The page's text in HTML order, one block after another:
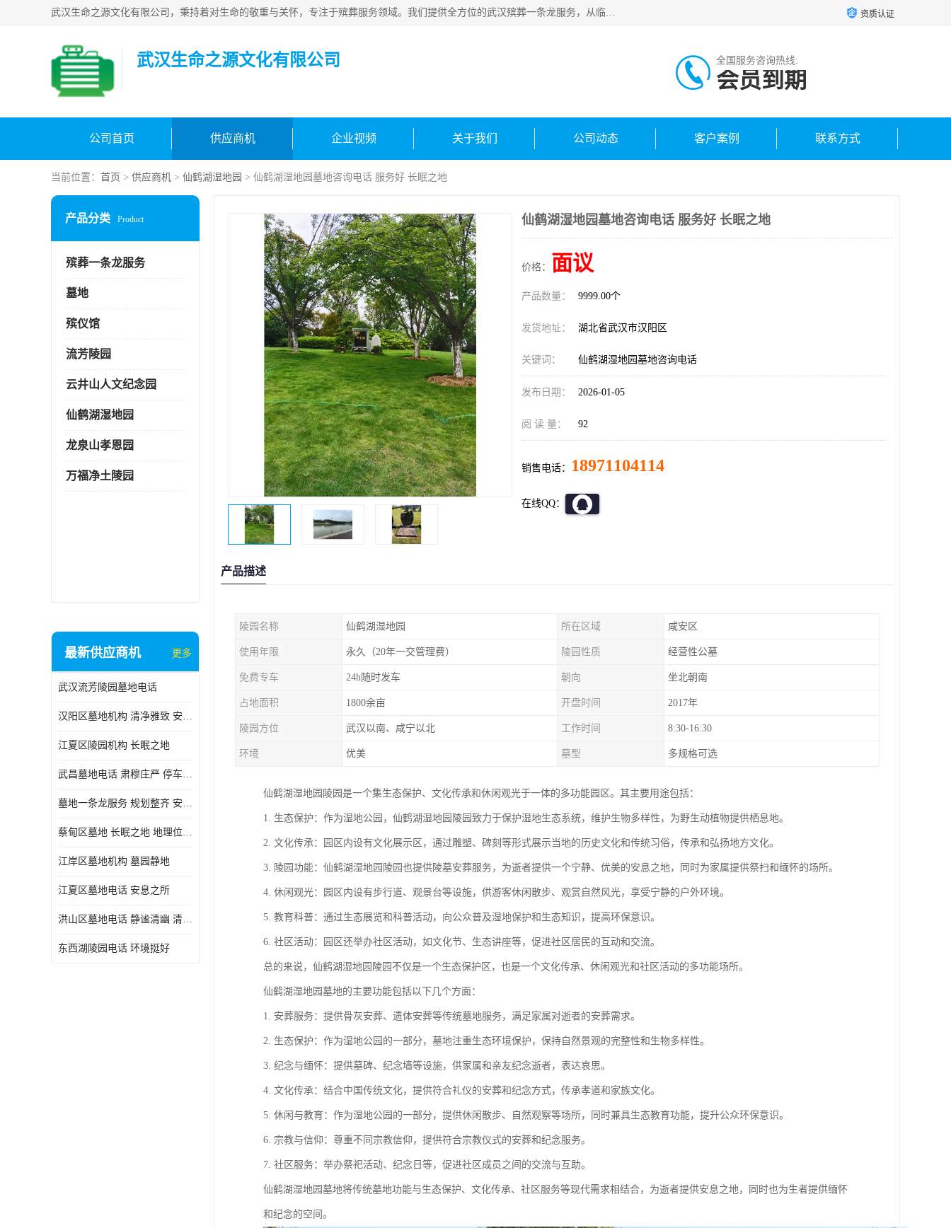
武汉生命之源文化有限公司，秉持着对生命的敬重与关怀，专注于殡葬服务领域。我们提供全方位的武汉殡葬一条龙服务，从临终关怀开始，到后事的妥善处理，每个环节都精心安排。专业团队严格依照规范，为逝者净身、穿衣，庄重地接运遗体，提供优质的遗体整理与妆扮服务。告别仪式策划、火化手续办理以及骨灰安置等事务，也都有专人协助。 资质认证
武汉生命之源文化有限公司 全国服务咨询热线:
会员到期
公司首页 供应商机 企业视频 关于我们 公司动态 客户案例 联系方式
当前位置： 首页 > 供应商机 > 仙鹤湖湿地园 > 仙鹤湖湿地园墓地咨询电话 服务好 长眠之地
产品分类 Product
殡葬一条龙服务
墓地
殡仪馆
流芳陵园
云井山人文纪念园
仙鹤湖湿地园
龙泉山孝恩园
万福净土陵园
最新供应商机 更多
武汉流芳陵园墓地电话
汉阳区墓地机构 清净雅致 安息之所
江夏区陵园机构 长眠之地
武昌墓地电话 肃穆庄严 停车方便
墓地一条龙服务 规划整齐 安息之所
蔡甸区墓地 长眠之地 地理位置好
江岸区墓地机构 墓园静地
江夏区墓地电话 安息之所
洪山区墓地电话 静谧清幽 清净雅致
东西湖陵园电话 环境挺好
仙鹤湖湿地园墓地咨询电话 服务好 长眠之地
价格： 面议
产品数量： 9999.00个
发货地址： 湖北省武汉市汉阳区
关键词： 仙鹤湖湿地园墓地咨询电话
发布日期： 2026-01-05
阅 读 量： 92
销售电话： 18971104114
在线QQ：
产品描述
陵园名称 仙鹤湖湿地园 所在区域 咸安区
使用年限 永久（20年一交管理费） 陵园性质 经营性公墓
免费专车 24h随时发车 朝向 坐北朝南
占地面积 1800余亩 开盘时间 2017年
陵园方位 武汉以南、咸宁以北 工作时间 8:30-16:30
环境 优美 墓型 多规格可选
仙鹤湖湿地园陵园是一个集生态保护、文化传承和休闲观光于一体的多功能园区。其主要用途包括：
1. 生态保护：作为湿地公园，仙鹤湖湿地园陵园致力于保护湿地生态系统，维护生物多样性，为野生动植物提供栖息地。
2. 文化传承：园区内设有文化展示区，通过雕塑、碑刻等形式展示当地的历史文化和传统习俗，传承和弘扬地方文化。
3. 陵园功能：仙鹤湖湿地园陵园也提供陵墓安葬服务，为逝者提供一个宁静、优美的安息之地，同时为家属提供祭扫和缅怀的场所。
4. 休闲观光：园区内设有步行道、观景台等设施，供游客休闲散步、观赏自然风光，享受宁静的户外环境。
5. 教育科普：通过生态展览和科普活动，向公众普及湿地保护和生态知识，提高环保意识。
6. 社区活动：园区还举办社区活动，如文化节、生态讲座等，促进社区居民的互动和交流。
总的来说，仙鹤湖湿地园陵园不仅是一个生态保护区，也是一个文化传承、休闲观光和社区活动的多功能场所。
仙鹤湖湿地园墓地的主要功能包括以下几个方面：
1. 安葬服务：提供骨灰安葬、遗体安葬等传统墓地服务，满足家属对逝者的安葬需求。
2. 生态保护：作为湿地公园的一部分，墓地注重生态环境保护，保持自然景观的完整性和生物多样性。
3. 纪念与缅怀：提供墓碑、纪念墙等设施，供家属和亲友纪念逝者，表达哀思。
4. 文化传承：结合中国传统文化，提供符合礼仪的安葬和纪念方式，传承孝道和家族文化。
5. 休闲与教育：作为湿地公园的一部分，提供休闲散步、自然观察等场所，同时兼具生态教育功能，提升公众环保意识。
6. 宗教与信仰：尊重不同宗教信仰，提供符合宗教仪式的安葬和纪念服务。
7. 社区服务：举办祭祀活动、纪念日等，促进社区成员之间的交流与互助。
仙鹤湖湿地园墓地将传统墓地功能与生态保护、文化传承、社区服务等现代需求相结合，为逝者提供安息之地，同时也为生者提供缅怀
和纪念的空间。